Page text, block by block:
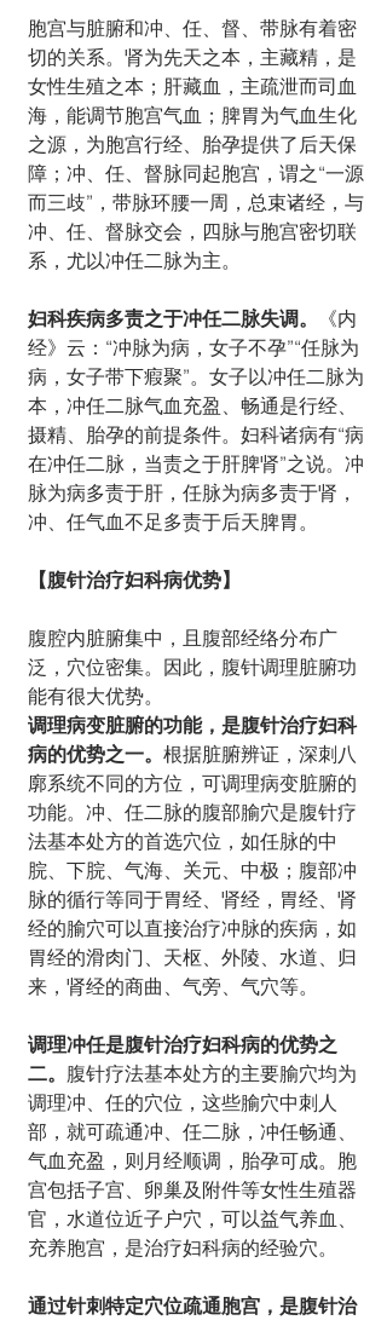
胞宫与脏腑和冲、任、督、带脉有着密
切的关系。肾为先天之本，主藏精，是
女性生殖之本；肝藏血，主疏泄而司血
海，能调节胞宫气血；脾胃为气血生化
之源，为胞宫行经、胎孕提供了后天保
障；冲、任、督脉同起胞宫，谓之“一源
而三歧”，带脉环腰一周，总束诸经，与
冲、任、督脉交会，四脉与胞宫密切联
系，尤以冲任二脉为主。
妇科疾病多责之于冲任二脉失调。
《内
经》云：“冲脉为病，女子不孕”“任脉为
病，女子带下瘕聚”。女子以冲任二脉为
本，冲任二脉气血充盈、畅通是行经、
摄精、胎孕的前提条件。妇科诸病有“病
在冲任二脉，当责之于肝脾肾”之说。冲
脉为病多责于肝，任脉为病多责于肾，
冲、任气血不足多责于后天脾胃。
【腹针治疗妇科病优势】
腹腔内脏腑集中，且腹部经络分布广
泛，穴位密集。因此，腹针调理脏腑功
能有很大优势。
调理病变脏腑的功能，是腹针治疗妇科
病的优势之一。 根据脏腑辨证，深刺八
廓系统不同的方位，可调理病变脏腑的
功能。冲、任二脉的腹部腧穴是腹针疗
法基本处方的首选穴位，如任脉的中
脘、下脘、气海、关元、中极；腹部冲
脉的循行等同于胃经、肾经，胃经、肾
经的腧穴可以直接治疗冲脉的疾病，如
胃经的滑肉门、天枢、外陵、水道、归
来，肾经的商曲、气旁、气穴等。
调理冲任是腹针治疗妇科病的优势之
二。 腹针疗法基本处方的主要腧穴均为
调理冲、任的穴位，这些腧穴中刺人
部，就可疏通冲、任二脉，冲任畅通、
气血充盈，则月经顺调，胎孕可成。胞
宫包括子宫、卵巢及附件等女性生殖器
官，水道位近子户穴，可以益气养血、
充养胞宫，是治疗妇科病的经验穴。
通过针刺特定穴位疏通胞宫，是腹针治